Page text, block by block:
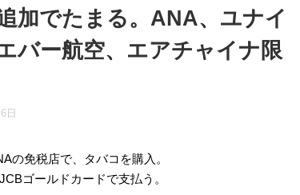
加でたまる。ANA、ユナイ
バー航空、エアチャイナ限
日
の免税店で、タバコを購入。
ゴールドカードで支払う。